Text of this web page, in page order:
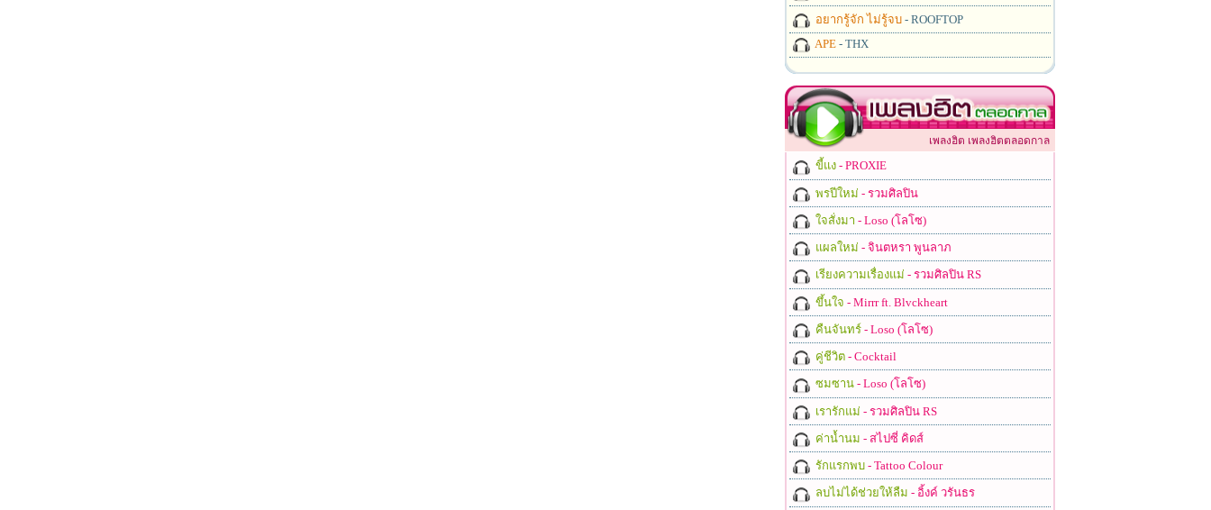
อยากรู้จัก ไม่รู้จบ- ROOFTOP
APE- THX
เพลงฮิต เพลงฮิตตลอดกาล
ขี้แง- PROXIE
พรปีใหม่ - รวมศิลปิน
ใจสั่งมา - Loso (โลโซ)
แผลใหม่ - จินตหรา พูนลาภ
เรียงความเรื่องแม่ - รวมศิลปิน RS
ขึ้นใจ - Mirrr ft. Blvckheart
คืนจันทร์- Loso (โลโซ)
คู่ชีวิต- Cocktail
ซมซาน- Loso (โลโซ)
เรารักแม่ - รวมศิลปิน RS
ค่าน้ำนม - สไปซี่ คิดส์
รักแรกพบ- Tattoo Colour
ลบไม่ได้ช่วยให้ลืม - อิ้งค์ วรันธร